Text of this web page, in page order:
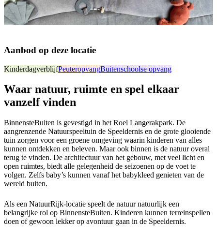
Aanbod op deze locatie
KinderdagverblijfPeuteropvangBuitenschoolse opvang
Waar natuur, ruimte en spel elkaar
vanzelf vinden
BinnensteBuiten is gevestigd in het Roel Langerakpark. De
aangrenzende Natuurspeeltuin de Speeldernis en de grote glooiende
tuin zorgen voor een groene omgeving waarin kinderen van alles
kunnen ontdekken en beleven. Maar ook binnen is de natuur overal
terug te vinden. De architectuur van het gebouw, met veel licht en
open ruimtes, biedt alle gelegenheid de seizoenen op de voet te
volgen. Zelfs baby’s kunnen vanaf het babykleed genieten van de
wereld buiten.
Als een NatuurRijk-locatie speelt de natuur natuurlijk een
belangrijke rol op BinnensteBuiten. Kinderen kunnen terreinspellen
doen of gewoon lekker op avontuur gaan in de Speeldernis.